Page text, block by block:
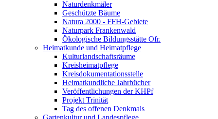
Naturdenkmäler
Geschützte Bäume
Natura 2000 - FFH-Gebiete
Naturpark Frankenwald
Ökologische Bildungsstätte Ofr.
Heimatkunde und Heimatpflege
Kulturlandschaftsräume
Kreisheimatpflege
Kreisdokumentationsstelle
Heimatkundliche Jahrbücher
Veröffentlichungen der KHPf
Projekt Trinität
Tag des offenen Denkmals
Gartenkultur und Landespflege